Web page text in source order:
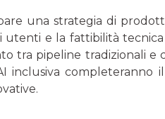
una strategia di
e la fattibilità tecnica
tra pipeline tradizionali e
inclusiva completeranno